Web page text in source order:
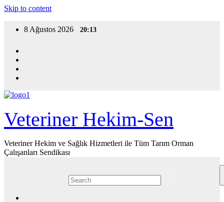
Skip to content
8 Ağustos 2026 20:13
Veteriner Hekim-Sen
Veteriner Hekim ve Sağlık Hizmetleri ile Tüm Tarım Orman
Çalışanları Sendikası